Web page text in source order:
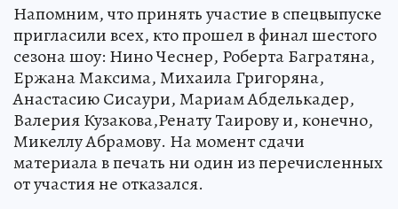
Напомним, что принять участие в спецвыпуске
пригласили всех, кто прошел в финал шестого
сезона шоу: Нино Чеснер, Роберта Багратяна,
Ержана Максима, Михаила Григоряна,
Анастасию Сисаури, Мариам Абделькадер,
Валерия Кузакова,Ренату Таирову и, конечно,
Микеллу Абрамову. На момент сдачи
материала в печать ни один из перечисленных
от участия не отказался.